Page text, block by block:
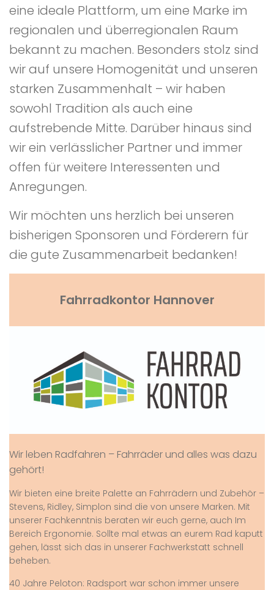
eine ideale Plattform, um eine Marke im
regionalen und überregionalen Raum
bekannt zu machen. Besonders stolz sind
wir auf unsere Homogenität und unseren
starken Zusammenhalt – wir haben
sowohl Tradition als auch eine
aufstrebende Mitte. Darüber hinaus sind
wir ein verlässlicher Partner und immer
offen für weitere Interessenten und
Anregungen.
Wir möchten uns herzlich bei unseren
bisherigen Sponsoren und Förderern für
die gute Zusammenarbeit bedanken!
Fahrradkontor Hannover
Wir leben Radfahren – Fahrräder und alles was dazu
gehört!
Wir bieten eine breite Palette an Fahrrädern und Zubehör –
Stevens, Ridley, Simplon sind die von unsere Marken. Mit
unserer Fachkenntnis beraten wir euch gerne, auch Im
Bereich Ergonomie. Sollte mal etwas an eurem Rad kaputt
gehen, lässt sich das in unserer Fachwerkstatt schnell
beheben.
40 Jahre Peloton: Radsport war schon immer unsere